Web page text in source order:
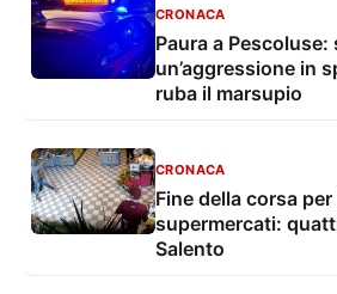
CRONACA
Paura a
un’aggressione in
ruba il marsupio
CRONACA
Fine della corsa
supermercati:
Salento